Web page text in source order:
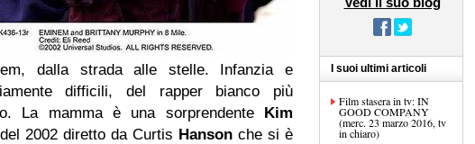
dalla strada alle stelle. Infanzia e
difficili, del rapper bianco più
La mamma è una sorprendente Kim
2002 diretto da Curtis Hanson che si è
I suoi ultimi articoli
Film stasera in tv: IN
GOOD COMPANY
(merc. 23 marzo 2016, tv
in chiaro)